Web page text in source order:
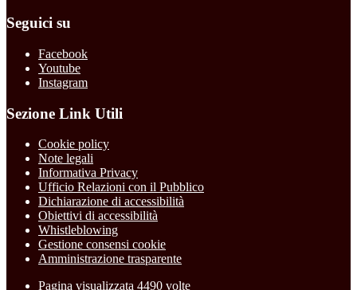
Seguici su
Facebook
Youtube
Instagram
Sezione Link Utili
Cookie policy
Note legali
Informativa Privacy
Ufficio Relazioni con il Pubblico
Dichiarazione di accessibilità
Obiettivi di accessibilità
Whistleblowing
Gestione consensi cookie
Amministrazione trasparente
Pagina visualizzata 4490 volte